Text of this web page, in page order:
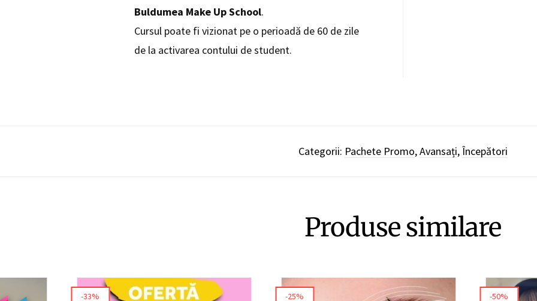
Buldumea Make Up School.
Cursul poate fi vizionat pe o perioadă de 60 de zile
de la activarea contului de student.
Categorii: Pachete Promo,Avansați,Începători
Produse similare
-33% -25% -50%